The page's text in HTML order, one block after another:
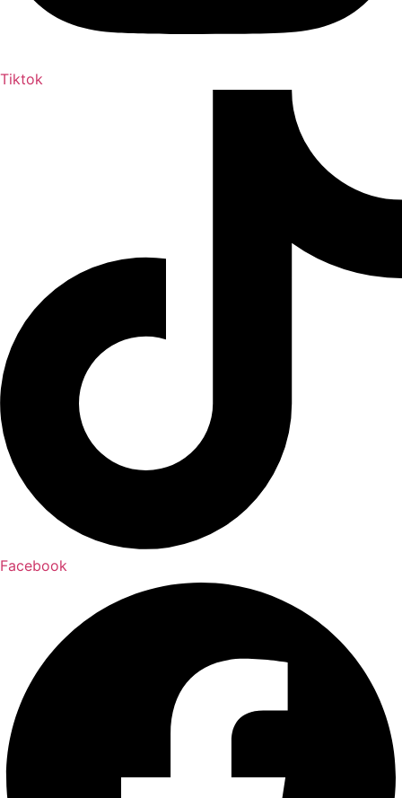
Tiktok
Facebook